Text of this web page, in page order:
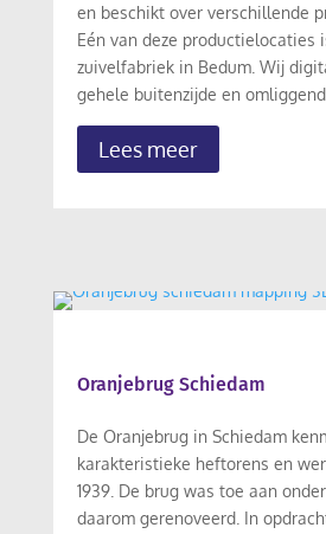
en beschikt over verschillende
Eén van deze productielocaties
zuivelfabriek in Bedum. Wij
gehele buitenzijde en
Lees meer
Oranjebrug Schiedam
De Oranjebrug in Schiedam
karakteristieke heftorens en
1939. De brug was toe aan
daarom gerenoveerd. In